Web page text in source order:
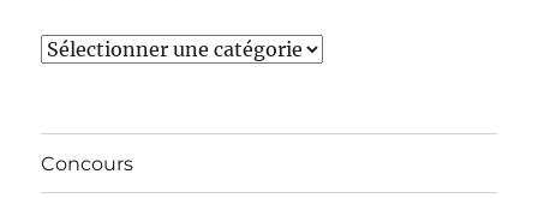
Catégories
Concours